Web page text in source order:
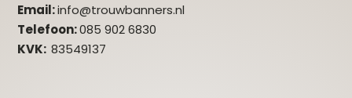
Email:info@trouwbanners.nl
Telefoon:085 902 6830
KVK:83549137